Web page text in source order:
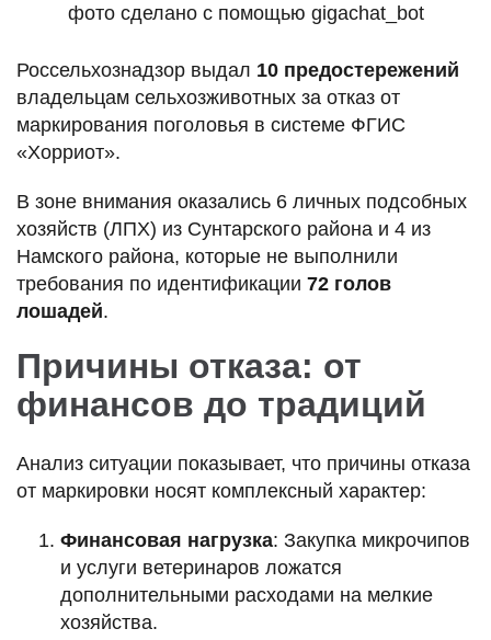
фото сделано с помощью gigachat_bot
Россельхознадзор выдал 10 предостережений
владельцам сельхозживотных за отказ от
маркирования поголовья в системе ФГИС
«Хорриот».
В зоне внимания оказались 6 личных подсобных
хозяйств (ЛПХ) из Сунтарского района и 4 из
Намского района, которые не выполнили
требования по идентификации 72 голов
лошадей.
Причины отказа: от
финансов до традиций
Анализ ситуации показывает, что причины отказа
от маркировки носят комплексный характер:
Финансовая нагрузка: Закупка микрочипов
и услуги ветеринаров ложатся
дополнительными расходами на мелкие
хозяйства.